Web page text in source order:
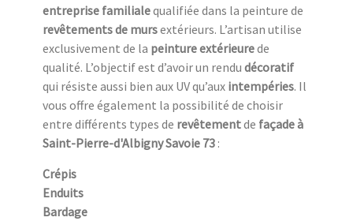
entreprise familialequalifiée dans la peinture de
revêtements de mursextérieurs. L’artisan utilise
exclusivement de la peinture extérieurede
qualité. L’objectif est d’avoir un rendu décoratif
qui résiste aussi bien aux UVqu’aux intempéries. Il
vous offre également la possibilité de choisir
entre différents types de revêtementde façade à
Saint-Pierre-d'Albigny Savoie 73 :
Crépis
Enduits
Bardage